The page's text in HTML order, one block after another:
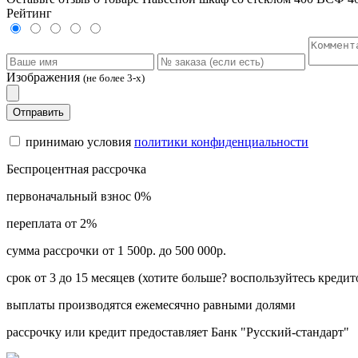
Рейтинг
Изображения (не более 3-х)
Отправить
принимаю условия политики конфиденциальности
Беспроцентная рассрочка
первоначальный взнос 0%
переплата от 2%
сумма рассрочки от 1 500р. до 500 000р.
срок от 3 до 15 месяцев (хотите больше? воспользуйтесь
выплаты производятся ежемесячно равными долями
рассрочку или кредит предоставляет Банк "Русский-стандарт"